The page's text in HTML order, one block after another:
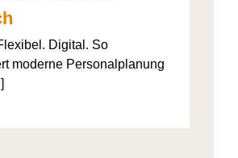
Digital. So
moderne Personalplanung